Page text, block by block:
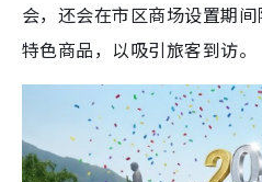
会，还会在市区商场设置期
特色商品，以吸引旅客到访。